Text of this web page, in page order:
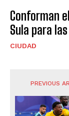
Conforman
Sula para
CIUDAD
PREVIOUS